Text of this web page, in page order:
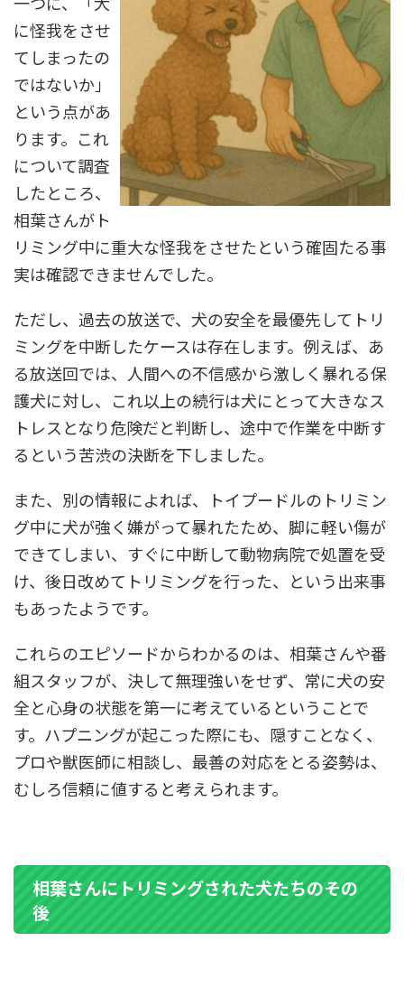
に怪我をさせ
てしまったの
ではないか」
という点があ
ります。これ
について調査
したところ、
相葉さんがト
リミング中に重大な怪我をさせたという確固たる事
実は確認できませんでした。
ただし、過去の放送で、犬の安全を最優先してトリ
ミングを中断したケースは存在します。例えば、あ
る放送回では、人間への不信感から激しく暴れる保
護犬に対し、これ以上の続行は犬にとって大きなス
トレスとなり危険だと判断し、途中で作業を中断す
るという苦渋の決断を下しました。
また、別の情報によれば、トイプードルのトリミン
グ中に犬が強く嫌がって暴れたため、脚に軽い傷が
できてしまい、すぐに中断して動物病院で処置を受
け、後日改めてトリミングを行った、という出来事
もあったようです。
これらのエピソードからわかるのは、相葉さんや番
組スタッフが、決して無理強いをせず、常に犬の安
全と心身の状態を第一に考えているということで
す。ハプニングが起こった際にも、隠すことなく、
プロや獣医師に相談し、最善の対応をとる姿勢は、
むしろ信頼に値すると考えられます。
相葉さんにトリミングされた犬たちのその
後